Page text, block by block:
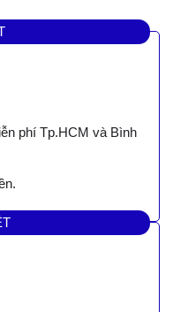
phí Tp.HCM và Bình